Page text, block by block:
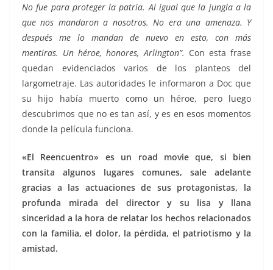
No fue para proteger la patria. Al igual que la jungla a la
que nos mandaron a nosotros. No era una amenaza. Y
después me lo mandan de nuevo en esto, con más
mentiras. Un héroe, honores, Arlington”. Con esta frase
quedan evidenciados varios de los planteos del
largometraje. Las autoridades le informaron a Doc que
su hijo había muerto como un héroe, pero luego
descubrimos que no es tan así, y es en esos momentos
donde la película funciona.
«El Reencuentro» es un road movie que, si bien
transita algunos lugares comunes, sale adelante
gracias a las actuaciones de sus protagonistas, la
profunda mirada del director y su lisa y llana
sinceridad a la hora de relatar los hechos relacionados
con la familia, el dolor, la pérdida, el patriotismo y la
amistad.